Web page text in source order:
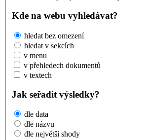
Kde na webu vyhledávat?
hledat bez omezení
hledat v sekcích
v menu
v přehledech dokumentů
v textech
Jak seřadit výsledky?
dle data
dle názvu
dle největší shody